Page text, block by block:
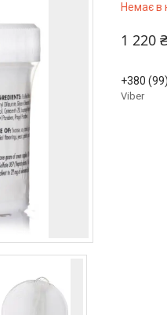
Немає в
1 220 ₴
+380
Viber